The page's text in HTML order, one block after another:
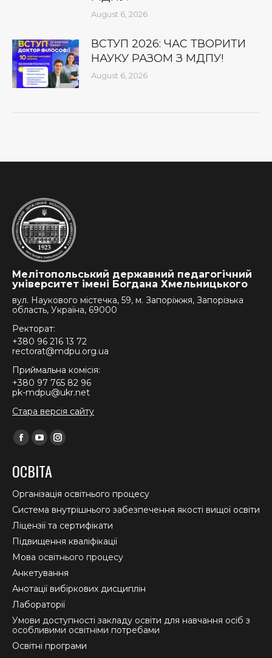
August 6, 2026
ВСТУП 2026: ЧАС ТВОРИТИ
НАУКУ РАЗОМ З МДПУ!
August 6, 2026
Мелітопольський державний педагогічний
університет імені Богдана Хмельницького
вул. Наукового містечка, 59, м. Запоріжжя, Запорізька
область, Україна, 69000
Ректорат:
+380 96 216 13 72
rectorat@mdpu.org.ua
Приймальна комісія:
+380 97 765 82 96
pk-mdpu@ukr.net
Стара версія сайту
Find us on:
Facebook
opens
in
new
window
YouTube
opens
in
new
window
Instagram
in
new
window
ОСВІТА
Організація освітнього процесу
Система внутрішнього забезпечення якості вищої освіти
Ліцензії та сертифікати
Підвищення кваліфікації
Мова освітнього процесу
Анкетування
Анотації вибіркових дисциплін
Лабораторії
Умови доступності закладу освіти для навчання осіб з
особливими освітніми потребами
Освітні програми